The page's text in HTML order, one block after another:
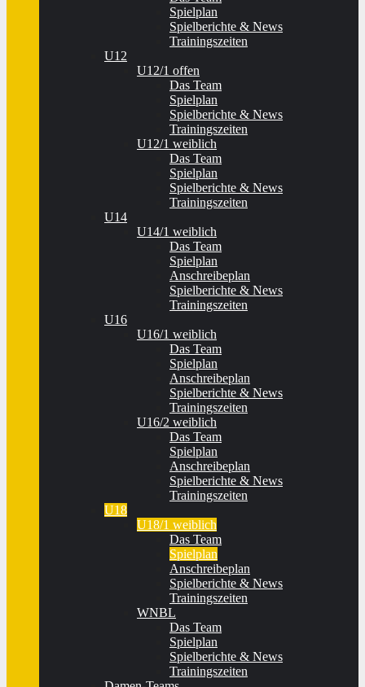
Spielplan
Spielberichte & News
Trainingszeiten
U12
U12/1 offen
Das Team
Spielplan
Spielberichte & News
Trainingszeiten
U12/1 weiblich
Das Team
Spielplan
Spielberichte & News
Trainingszeiten
U14
U14/1 weiblich
Das Team
Spielplan
Anschreibeplan
Spielberichte & News
Trainingszeiten
U16
U16/1 weiblich
Das Team
Spielplan
Anschreibeplan
Spielberichte & News
Trainingszeiten
U16/2 weiblich
Das Team
Spielplan
Anschreibeplan
Spielberichte & News
Trainingszeiten
U18
U18/1 weiblich
Das Team
Spielplan
Anschreibeplan
Spielberichte & News
Trainingszeiten
WNBL
Das Team
Spielplan
Spielberichte & News
Trainingszeiten